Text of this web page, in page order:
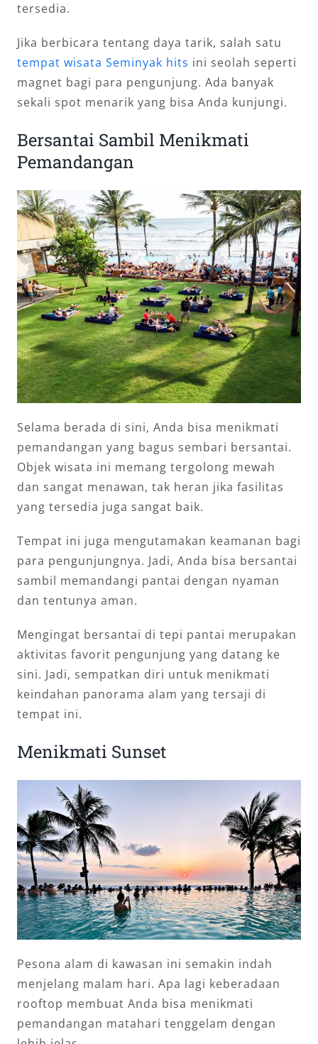
tersedia.
Jika berbicara tentang daya tarik, salah satu
tempat wisata Seminyak hits ini seolah seperti
magnet bagi para pengunjung. Ada banyak
sekali spot menarik yang bisa Anda kunjungi.
Bersantai Sambil Menikmati
Pemandangan
Selama berada di sini, Anda bisa menikmati
pemandangan yang bagus sembari bersantai.
Objek wisata ini memang tergolong mewah
dan sangat menawan, tak heran jika fasilitas
yang tersedia juga sangat baik.
Tempat ini juga mengutamakan keamanan bagi
para pengunjungnya. Jadi, Anda bisa bersantai
sambil memandangi pantai dengan nyaman
dan tentunya aman.
Mengingat bersantai di tepi pantai merupakan
aktivitas favorit pengunjung yang datang ke
sini. Jadi, sempatkan diri untuk menikmati
keindahan panorama alam yang tersaji di
tempat ini.
Menikmati Sunset
Pesona alam di kawasan ini semakin indah
menjelang malam hari. Apa lagi keberadaan
rooftop membuat Anda bisa menikmati
pemandangan matahari tenggelam dengan